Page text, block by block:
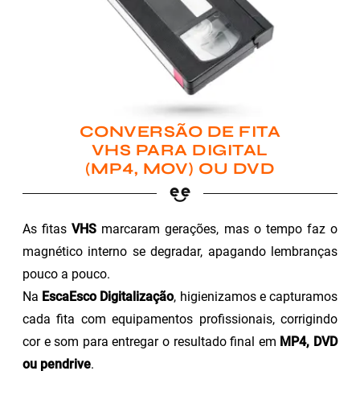
CONVERSÃO DE FITA
VHS PARA DIGITAL
(MP4, MOV) OU DVD
As fitasVHS marcaram gerações, mas o tempo faz o
magnético interno se degradar, apagando lembranças
pouco a pouco.
Na EscaEsco Digitalização, higienizamos e capturamos
cada fita com equipamentos profissionais, corrigindo
cor e som para entregar o resultado final em MP4, DVD
ou pendrive.